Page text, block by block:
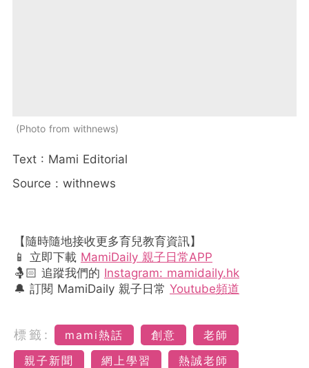
Photo from withnews
Text : Mami Editorial
Source : withnews
【隨時隨地接收更多育兒教育資訊】
📱 立即下載 MamiDaily 親子日常APP
🤱🏻 追蹤我們的 Instagram: mamidaily.hk
🔔 訂閱 MamiDaily 親子日常 Youtube頻道
標籤: mami熱話 創意
老師
親子新聞
網上學習
熱誠老師